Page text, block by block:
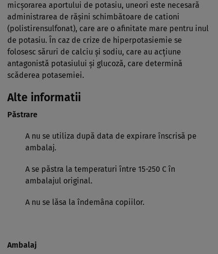
micşorarea aportului de potasiu, uneori este necesară
administrarea de răşini schimbătoare de cationi
(polistirensulfonat), care are o afinitate mare pentru inul
de potasiu. În caz de crize de hiperpotasiemie se
folosesc săruri de calciu şi sodiu, care au acţiune
antagonistă potasiului şi glucoză, care determină
scăderea potasemiei.
Alte informatii
Păstrare
A nu se utiliza după data de expirare înscrisă pe
ambalaj.
A se păstra la temperaturi între 15-250 C în
ambalajul original.
A nu se lăsa la îndemâna copiilor.
Ambalaj